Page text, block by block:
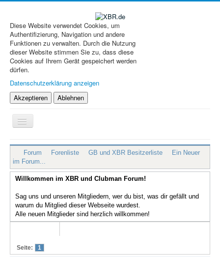
Diese Website verwendet Cookies, um
Authentifizierung, Navigation und andere
Funktionen zu verwalten. Durch die Nutzung
dieser Website stimmen Sie zu, dass diese
Cookies auf Ihrem Gerät gespeichert werden
dürfen.
Datenschutzerklärung anzeigen
Akzeptieren
Ablehnen
Navigation
an/aus
XBR.de
Technik
Forum
Treffen & Touren
Cafe-Ecke
Forum Forenliste GB und XBR Besitzerliste
Ein Neuer
im Forum...
Willkommen im XBR und Clubman Forum!
Sag uns und unseren Mitgliedern, wer du bist, was dir gefällt und
warum du Mitglied dieser Webseite wurdest.
Alle neuen Mitglieder sind herzlich willkommen!
Seite: 1